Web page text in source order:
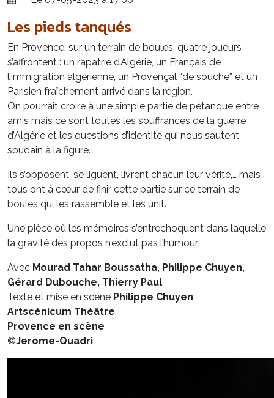
Les pieds tanqués
En Provence, sur un terrain de boules, quatre joueurs
s’affrontent : un rapatrié d’Algérie, un Français de
l’immigration algérienne, un Provençal “de souche” et un
Parisien fraîchement arrivé dans la région.
On pourrait croire à une simple partie de pétanque entre
amis mais ce sont toutes les souffrances de la guerre
d’Algérie et les questions d’identité qui nous sautent
soudain à la figure.
Ils s’opposent, se liguent, livrent chacun leur vérité,… mais
tous ont à cœur de finir cette partie sur ce terrain de
boules qui les rassemble et les unit.
Une pièce où les mémoires s’entrechoquent dans laquelle
la gravité des propos n’exclut pas l’humour.
Avec Mourad Tahar Boussatha, Philippe Chuyen,
Gérard Dubouche, Thierry Paul
Texte et mise en scène Philippe Chuyen
Artscénicum Théâtre
Provence en scène
©Jerome-Quadri